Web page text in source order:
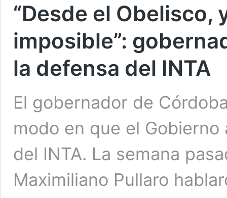
“Desde el Obelisco,
imposible”:
la defensa del INTA
El gobernador de
modo en que el
del INTA. La semana
Maximiliano Pullaro